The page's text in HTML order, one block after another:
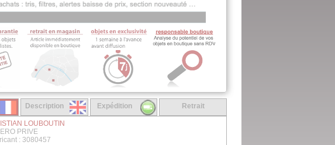
Description Expédition Retrait
LOUBOUTIN
PRIVE
: 3080457